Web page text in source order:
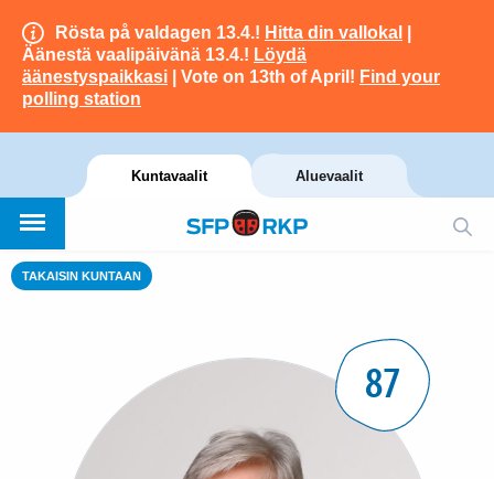
Rösta på valdagen 13.4.! Hitta din vallokal
Äänestä vaalipäivänä 13.4.! Löydä
äänestyspaikkasi | Vote on 13th of April! Find your
polling station
Kuntavaalit Aluevaalit
TAKAISIN KUNTAAN
87